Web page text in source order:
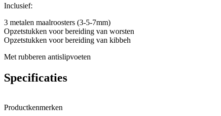
Inclusief:
3 metalen maalroosters (3-5-7mm)
Opzetstukken voor bereiding van worsten
Opzetstukken voor bereiding van kibbeh
Met rubberen antislipvoeten
Specificaties
Productkenmerken